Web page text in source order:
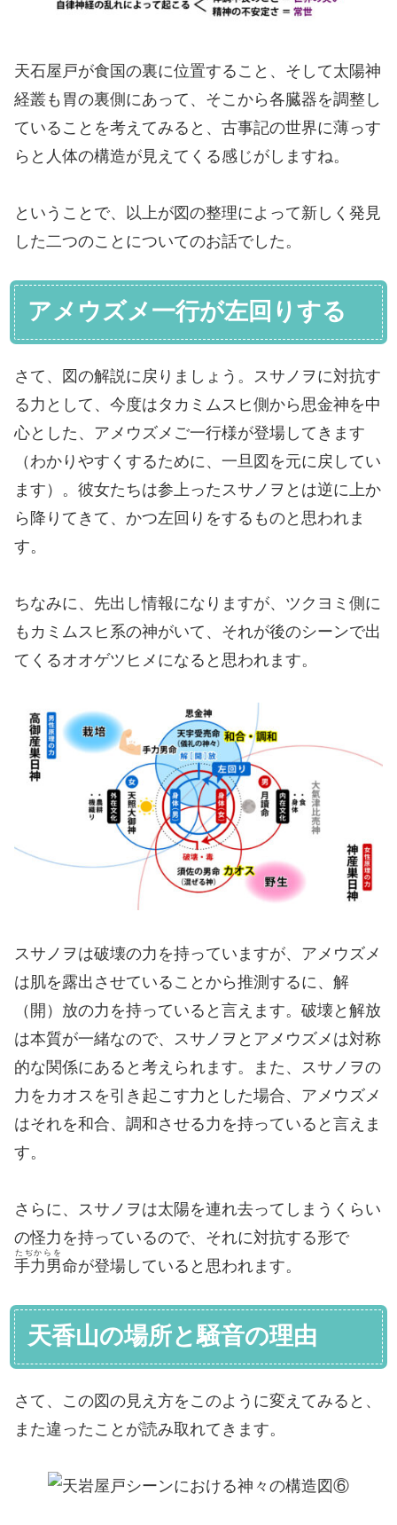
天石屋戸が食国の裏に位置すること、そして太陽神
経叢も胃の裏側にあって、そこから各臓器を調整し
ていることを考えてみると、古事記の世界に薄っす
らと人体の構造が見えてくる感じがしますね。
ということで、以上が図の整理によって新しく発見
した二つのことについてのお話でした。
アメウズメ一行が左回りする
さて、図の解説に戻りましょう。スサノヲに対抗す
る力として、今度はタカミムスヒ側から思金神を中
心とした、アメウズメご一行様が登場してきます
（わかりやすくするために、一旦図を元に戻してい
ます）。彼女たちは参上ったスサノヲとは逆に上か
ら降りてきて、かつ左回りをするものと思われま
す。
ちなみに、先出し情報になりますが、ツクヨミ側に
もカミムスヒ系の神がいて、それが後のシーンで出
てくるオオゲツヒメになると思われます。
スサノヲは破壊の力を持っていますが、アメウズメ
は肌を露出させていることから推測するに、解
（開）放の力を持っていると言えます。破壊と解放
は本質が一緒なので、スサノヲとアメウズメは対称
的な関係にあると考えられます。また、スサノヲの
力をカオスを引き起こす力とした場合、アメウズメ
はそれを和合、調和させる力を持っていると言えま
す。
さらに、スサノヲは太陽を連れ去ってしまうくらい
の怪力を持っているので、それに対抗する形で
手力男
たぢからを
命が登場していると思われます。
天香山の場所と騒音の理由
さて、この図の見え方をこのように変えてみると、
また違ったことが読み取れてきます。